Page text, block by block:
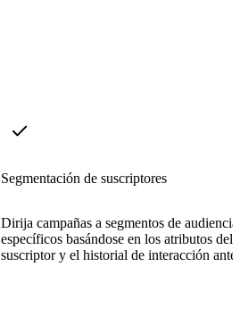
Segmentación de suscriptores
Dirija campañas a segmentos de audiencia
específicos basándose en los atributos del
suscriptor y el historial de interacción